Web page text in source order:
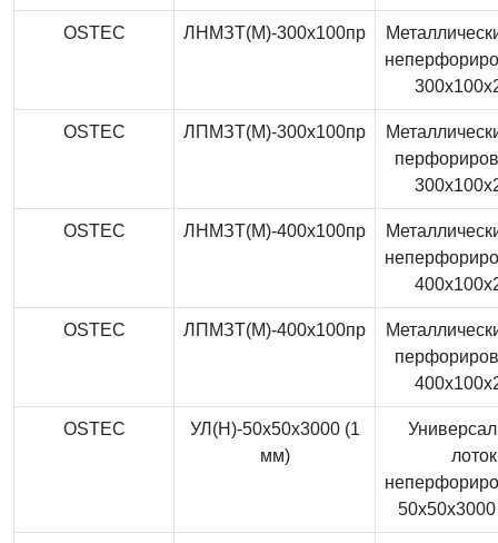
OSTEC ЛНМЗТ(М)-300x100пр
OSTEC ЛПМЗТ(М)-300x100пр
OSTEC ЛНМЗТ(М)-400x100пр
OSTEC ЛПМЗТ(М)-400x100пр
OSTEC
УЛ(Н)-50x50x3000 (1
мм)
лоток